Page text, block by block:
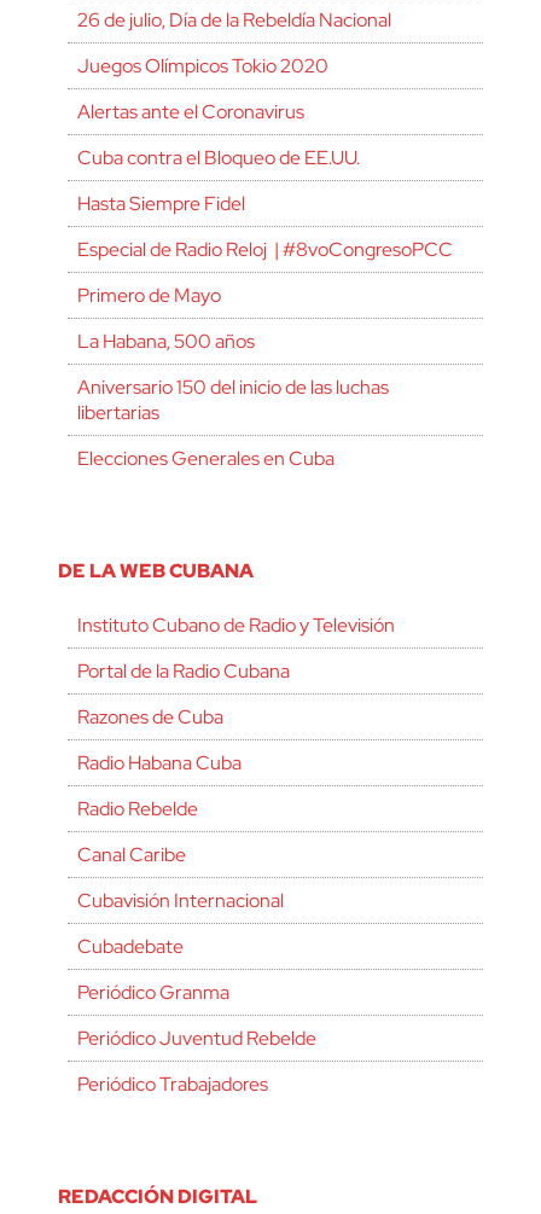
26 de julio, Día de la Rebeldía Nacional
Juegos Olímpicos Tokio 2020
Alertas ante el Coronavirus
Cuba contra el Bloqueo de EE.UU.
Hasta Siempre Fidel
Especial de Radio Reloj | #8voCongresoPCC
Primero de Mayo
La Habana, 500 años
Aniversario 150 del inicio de las luchas
libertarias
Elecciones Generales en Cuba
DE LA WEB CUBANA
Instituto Cubano de Radio y Televisión
Portal de la Radio Cubana
Razones de Cuba
Radio Habana Cuba
Radio Rebelde
Canal Caribe
Cubavisión Internacional
Cubadebate
Periódico Granma
Periódico Juventud Rebelde
Periódico Trabajadores
REDACCIÓN DIGITAL